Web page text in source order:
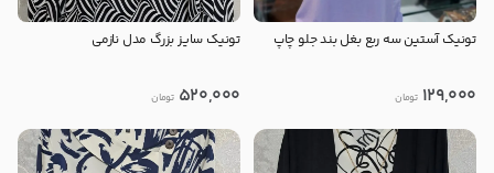
تونیک آستین سه ربع بغل بند جلو چاپ
129,000 تومان
تونیک سایز بزرگ مدل نازمی
520,000 تومان